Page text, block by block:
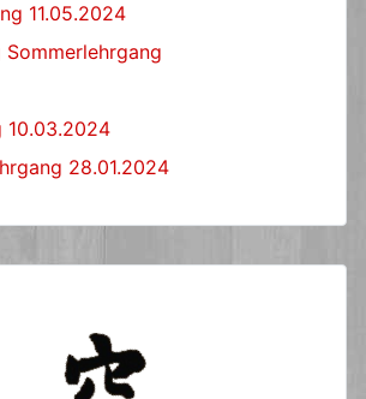
11.05.2024
10.03.2024
28.01.2024